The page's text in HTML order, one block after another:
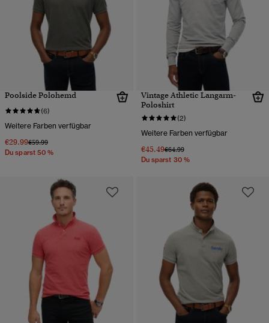
Poolside Polohemd
(6)
Weitere Farben verfügbar
€29.99Preis wurde reduziert von
€59.99bis
Du sparst 50 %
Vintage Athletic Langarm-
Poloshirt
(2)
Weitere Farben verfügbar
€45.49Preis wurde reduziert von
€64.99bis
Du sparst 30 %